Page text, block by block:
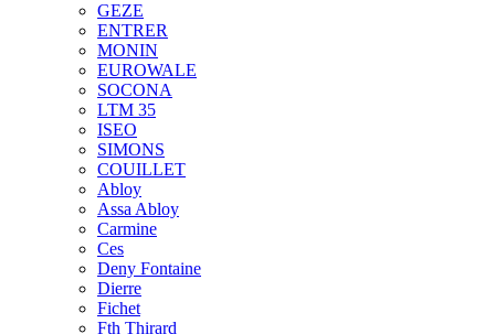
GEZE
ENTRER
MONIN
EUROWALE
SOCONA
LTM 35
ISEO
SIMONS
COUILLET
Abloy
Assa Abloy
Carmine
Ces
Deny Fontaine
Dierre
Fichet
Fth Thirard